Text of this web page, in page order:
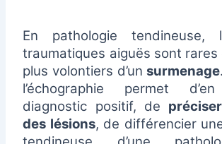
En pathologie tendineuse,
traumatiques aiguës sont
plus volontiers d’unsurmenage
l’échographie permet
diagnostic positif, de
des lésions, de différencier